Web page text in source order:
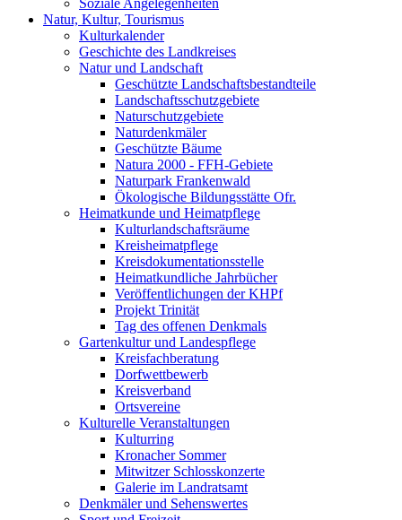
Soziale Angelegenheiten
Natur, Kultur, Tourismus
Kulturkalender
Geschichte des Landkreises
Natur und Landschaft
Geschützte Landschaftsbestandteile
Landschaftsschutzgebiete
Naturschutzgebiete
Naturdenkmäler
Geschützte Bäume
Natura 2000 - FFH-Gebiete
Naturpark Frankenwald
Ökologische Bildungsstätte Ofr.
Heimatkunde und Heimatpflege
Kulturlandschaftsräume
Kreisheimatpflege
Kreisdokumentationsstelle
Heimatkundliche Jahrbücher
Veröffentlichungen der KHPf
Projekt Trinität
Tag des offenen Denkmals
Gartenkultur und Landespflege
Kreisfachberatung
Dorfwettbewerb
Kreisverband
Ortsvereine
Kulturelle Veranstaltungen
Kulturring
Kronacher Sommer
Mitwitzer Schlosskonzerte
Galerie im Landratsamt
Denkmäler und Sehenswertes